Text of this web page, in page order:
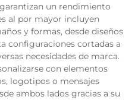
un rendimiento
al por mayor incluyen
y formas, desde diseños
configuraciones cortadas a
necesidades de marca.
con elementos
logotipos o mensajes
ambos lados gracias a su